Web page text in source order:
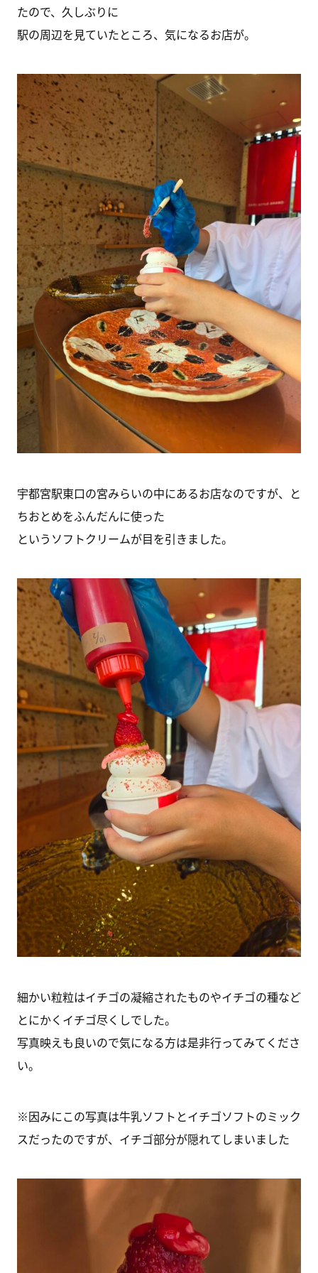
たので、久しぶりに
駅の周辺を見ていたところ、気になるお店が。
宇都宮駅東口の宮みらいの中にあるお店なのですが、と
ちおとめをふんだんに使った
というソフトクリームが目を引きました。
細かい粒粒はイチゴの凝縮されたものやイチゴの種など
とにかくイチゴ尽くしでした。
写真映えも良いので気になる方は是非行ってみてくださ
い。
※因みにこの写真は牛乳ソフトとイチゴソフトのミック
スだったのですが、イチゴ部分が隠れてしまいました